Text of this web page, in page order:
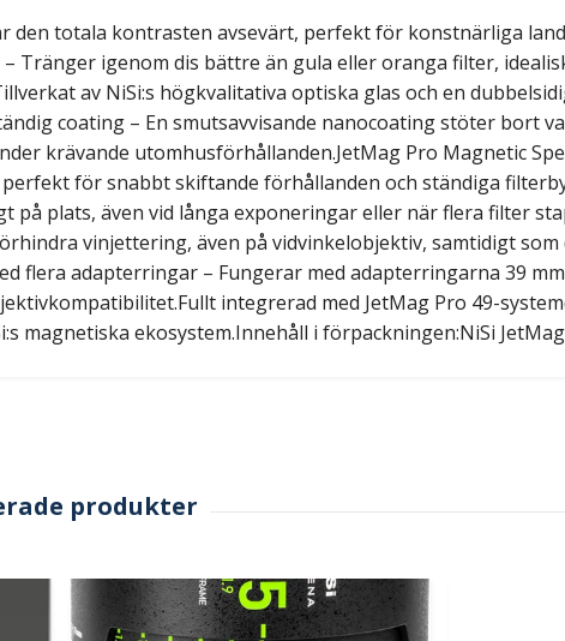
den totala kontrasten avsevärt, perfekt för konstnärliga
igenom dis bättre än gula eller oranga filter,
av NiSi:s högkvalitativa optiska glas och en
coating – En smutsavvisande nanocoating stöter bort
krävande utomhusförhållanden.JetMag Pro Magnetic
för snabbt skiftande förhållanden och ständiga
på plats, även vid långa exponeringar eller när flera filter
vinjettering, även på vidvinkelobjektiv, samtidigt som
adapterringar – Fungerar med adapterringarna 39
integrerad med JetMag Pro 49-
magnetiska ekosystem.Innehåll i förpackningen:NiSi